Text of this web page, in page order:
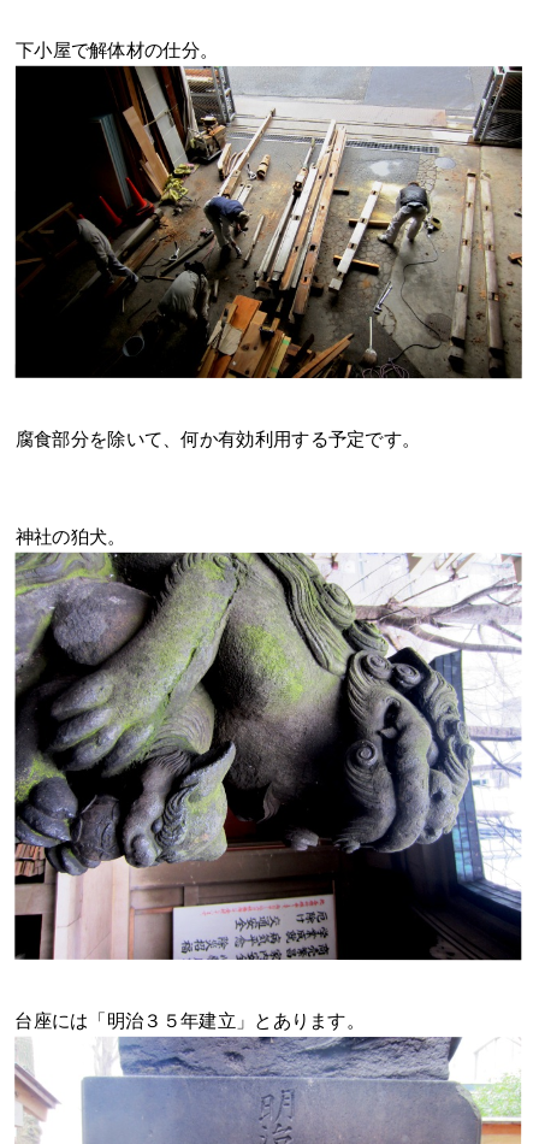
下小屋で解体材の仕分。
腐食部分を除いて、何か有効利用する予定です。
神社の狛犬。
台座には「明治３５年建立」とあります。